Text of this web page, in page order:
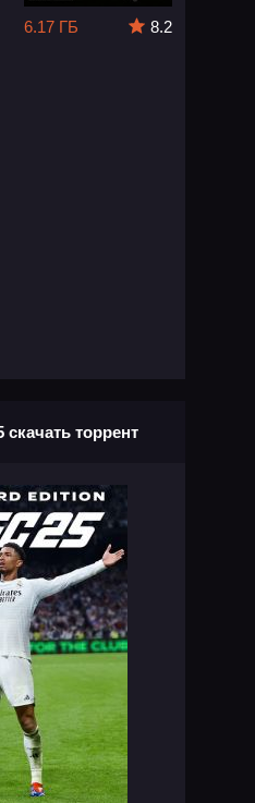
6.17 ГБ
8.2
скачать торрент